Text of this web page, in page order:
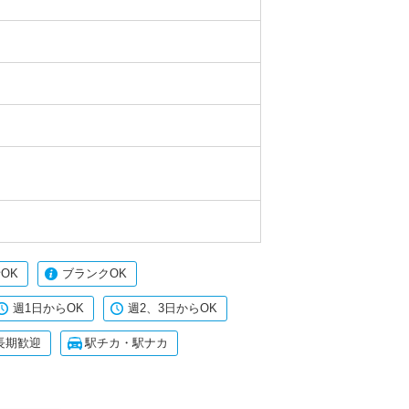
ブランクOK
週1日からOK 週2、3日からOK
期歓迎 駅チカ・駅ナカ